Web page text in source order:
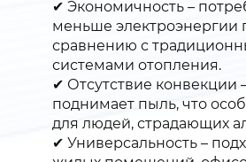
✔ Экономичность –
меньше электроэнергии
сравнению с
системами отопления.
✔ Отсутствие конвекции
поднимает пыль, что
для людей, страдающих
✔ Универсальность –